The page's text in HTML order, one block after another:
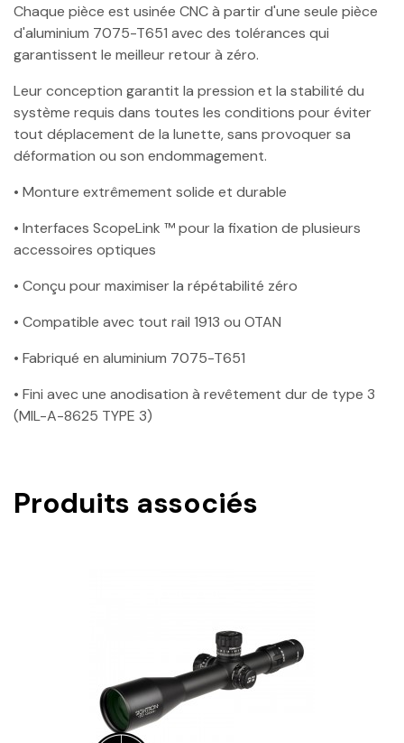
Chaque pièce est usinée CNC à partir d'une seule pièce
d'aluminium 7075-T651 avec des tolérances qui
garantissent le meilleur retour à zéro.
Leur conception garantit la pression et la stabilité du
système requis dans toutes les conditions pour éviter
tout déplacement de la lunette, sans provoquer sa
déformation ou son endommagement.
• Monture extrêmement solide et durable
• Interfaces ScopeLink ™ pour la fixation de plusieurs
accessoires optiques
• Conçu pour maximiser la répétabilité zéro
• Compatible avec tout rail 1913 ou OTAN
• Fabriqué en aluminium 7075-T651
• Fini avec une anodisation à revêtement dur de type 3
(MIL-A-8625 TYPE 3)
Produits associés